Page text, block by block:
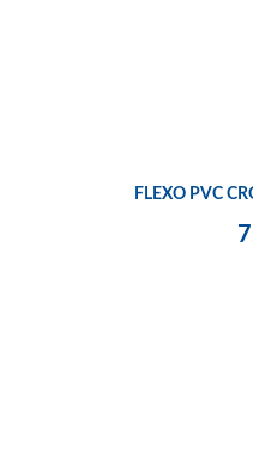
FLEXO PVC